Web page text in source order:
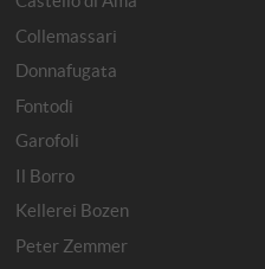
Collemassari
Donnafugata
Fontodi
Garofoli
Il Borro
Kellerei Bozen
Peter Zemmer